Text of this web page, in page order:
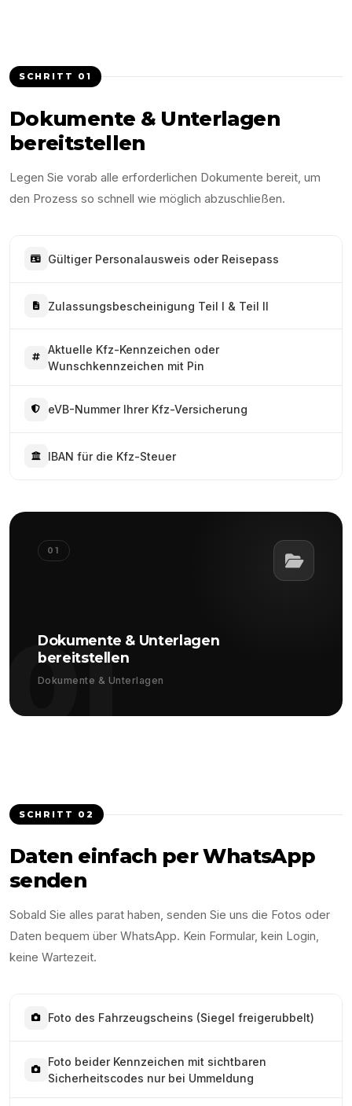
SCHRITT 01
Dokumente & Unterlagen
bereitstellen
Legen Sie vorab alle erforderlichen Dokumente bereit, um
den Prozess so schnell wie möglich abzuschließen.
Gültiger Personalausweis oder Reisepass
Zulassungsbescheinigung Teil I & Teil II
Aktuelle Kfz-Kennzeichen oder
Wunschkennzeichen mit Pin
eVB-Nummer Ihrer Kfz-Versicherung
IBAN für die Kfz-Steuer
01
01
Dokumente & Unterlagen
bereitstellen
Dokumente & Unterlagen
SCHRITT 02
Daten einfach per WhatsApp
senden
Sobald Sie alles parat haben, senden Sie uns die Fotos oder
Daten bequem über WhatsApp. Kein Formular, kein Login,
keine Wartezeit.
Foto des Fahrzeugscheins (Siegel freigerubbelt)
Foto beider Kennzeichen mit sichtbaren
Sicherheitscodes nur bei Ummeldung